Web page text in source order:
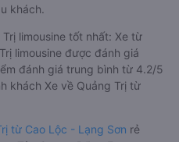
khách.
limousine tốt nhất: Xe từ
limousine được đánh giá
đánh giá trung bình từ 4.2/5
khách Xe về Quảng Trị từ
từ Cao Lộc - Lạng Sơn rẻ